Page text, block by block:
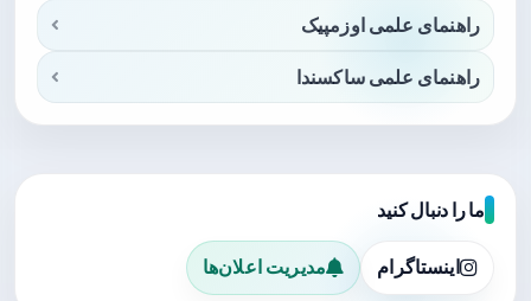
راهنمای علمی اوزمپیک
راهنمای علمی ساکسندا
ما را دنبال کنید
اینستاگرام مدیریت اعلان‌ها